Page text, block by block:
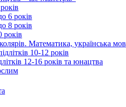
6 років
8 років
років
Математика, українська
10-12 років
12-16 років та юнацтва